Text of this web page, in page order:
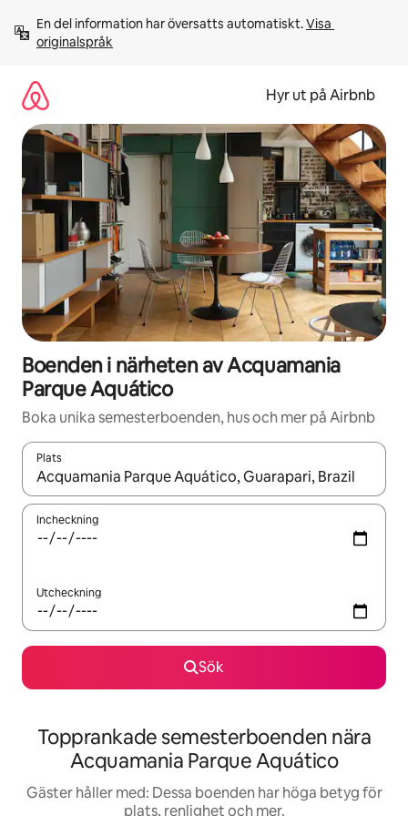
innehåll
En del information har översatts automatiskt. Visa
originalspråk
Hyr ut på Airbnb
Boenden i närheten av Acquamania
Parque Aquático
Boka unika semesterboenden, hus och mer på Airbnb
Plats
När resultaten är tillgängliga kan du navigera med upp- och
Incheckning
Utcheckning
Sök
Topprankade semesterboenden nära
Acquamania Parque Aquático
Gäster håller med: Dessa boenden har höga betyg för
plats, renlighet och mer.